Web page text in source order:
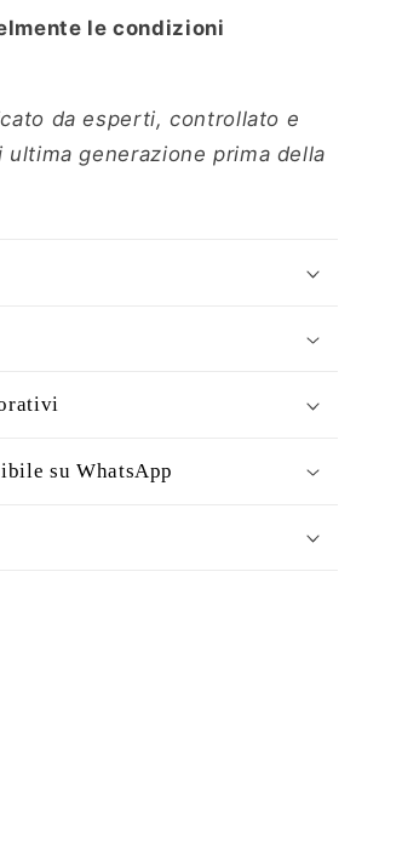
le condizioni
da esperti, controllato e
generazione prima della
su WhatsApp